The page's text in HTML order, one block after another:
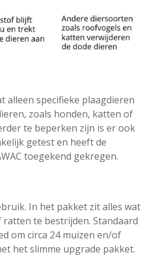
alleen specifieke plaagdieren
zoals honden, katten of
te beperken zijn is er ook
getest en heeft de
toegekend gekregen.
In het pakket zit alles wat
te bestrijden. Standaard
om circa 24 muizen en/of
het slimme upgrade pakket.